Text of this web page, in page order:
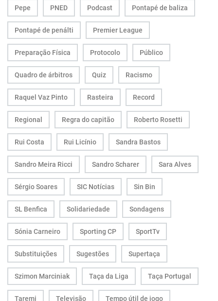
Pepe PNED Podcast Pontapé de baliza
Pontapé de penálti Premier League
Preparação Física Protocolo Público
Quadro de árbitros Quiz Racismo
Raquel Vaz Pinto Rasteira Record
Regional Regra do capitão Roberto Rosetti
Rui Costa Rui Licínio Sandra Bastos
Sandro Meira Ricci Sandro Scharer Sara Alves
Sérgio Soares SIC Notícias Sin Bin
SL Benfica Solidariedade Sondagens
Sónia Carneiro Sporting CP SportTv
Substituições Sugestões Supertaça
Szimon Marciniak Taça da Liga Taça Portugal
Taremi Televisão Tempo útil de jogo